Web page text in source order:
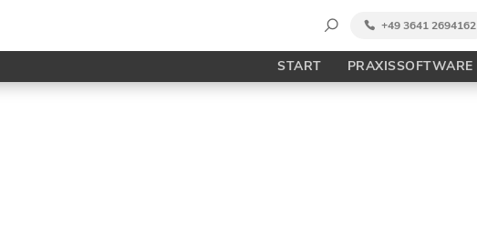
Suche
nach:
+49 3641 2694162
START PRAXISSOFTWARE